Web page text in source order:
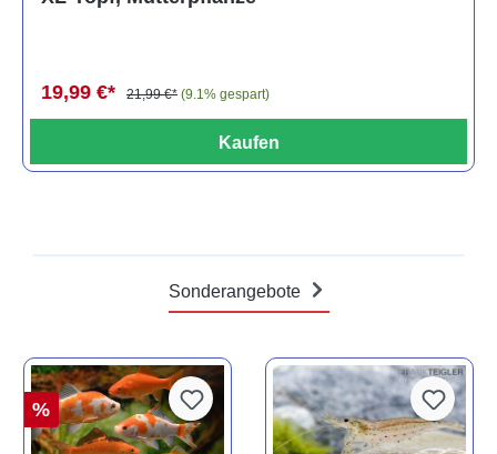
19,99 €* 21,99 €* (9.1% gespart)
Kaufen
Sonderangebote
%